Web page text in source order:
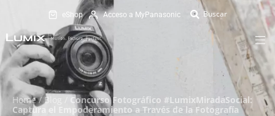
eShop Acceso a MyPanasonic
Home/Blog
Concurso Fotográfico #LumixMiradaSocial:
Captura el Empoderamiento a Través de la Fotografía